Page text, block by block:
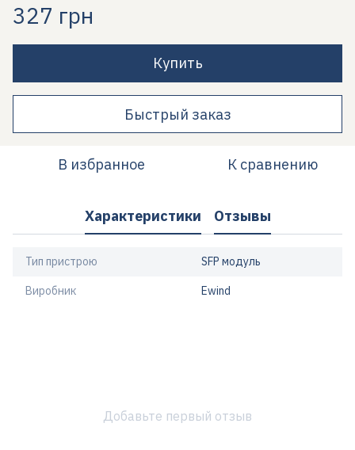
327 грн
Купить
Быстрый заказ
В избранное К сравнению
Характеристики Отзывы
Тип пристрою SFP модуль
Виробник Ewind
Добавьте первый отзыв